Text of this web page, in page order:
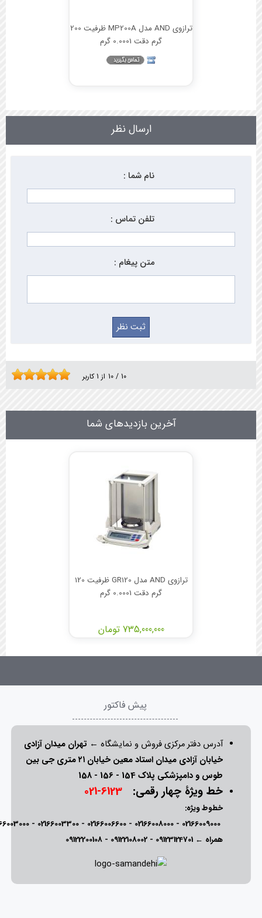
ترازوی AND مدل MP200A ظرفیت 200
گرم دقت 0.0001 گرم
ارسال نظر
نام شما :
تلفن تماس :
متن پیغام :
10 / 10 از 1کاربر
آخرین بازدیدهای شما
ترازوی AND مدل GR120 ظرفیت 120
گرم دقت 0.0001 گرم
735,000,000 تومان
پیش فاکتور
آدرس دفتر مرکزی فروش و نمایشگاه ← تهران میدان آزادی
خیابان آزادی میدان استاد معین خیابان ۲۱ متری جی بین
طوس و دامپزشکی پلاک 154 - 156 - 158
خط ویژۀ چهار رقمی:6123-021
خطوط ویژه:
02166009000
-
02166008000
-
02166006600
-
02166003300
-
همراه ← 09123124701
-
09122108002
-
09122200108